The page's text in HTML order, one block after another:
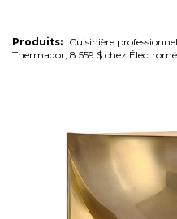
Produits: Cuisinière
Thermador, 8 559 $ chez